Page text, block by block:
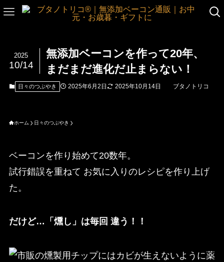
無添加ベーコンを作って20年、
まだまだ進化だ止まらない！
2025
10/14
日々のつぶやき 2025年6月2日 2025年10月14日 ブタノトリコ
ホーム 日々のつぶやき
ベーコンを作り始めて20数年。
試行錯誤を重ねて お気に入りのレシピを作り上げ
た。
だけど…「燻し」は毎回 違う！！